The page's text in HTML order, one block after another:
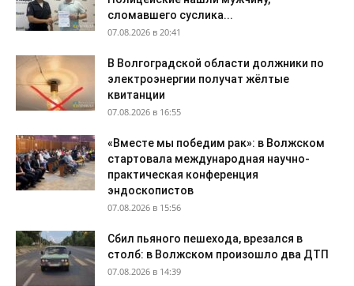
сломавшего суслика...
07.08.2026 в 20:41
В Волгоградской области должники по
электроэнергии получат жёлтые
квитанции
07.08.2026 в 16:55
«Вместе мы победим рак»: в Волжском
стартовала международная научно-
практическая конференция
эндоскопистов
07.08.2026 в 15:56
Сбил пьяного пешехода, врезался в
столб: в Волжском произошло два ДТП
07.08.2026 в 14:39